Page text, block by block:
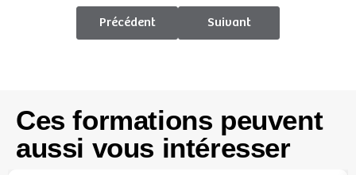
Précédent Suivant
Ces formations peuvent
aussi vous intéresser